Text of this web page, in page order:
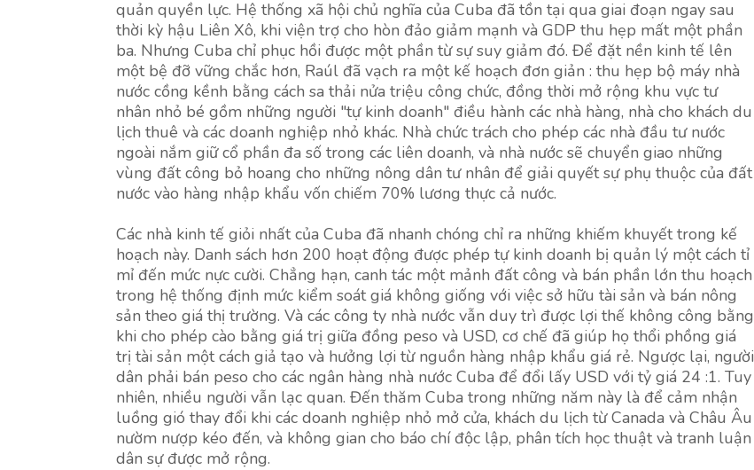
quản quyền lực. Hệ thống xã hội chủ nghĩa của Cuba đã tồn tại qua giai đoạn ngay sau
thời kỳ hậu Liên Xô, khi viện trợ cho hòn đảo giảm mạnh và GDP thu hẹp mất một phần
ba. Nhưng Cuba chỉ phục hồi được một phần từ sự suy giảm đó. Để đặt nền kinh tế lên
một bệ đỡ vững chắc hơn, Raúl đã vạch ra một kế hoạch đơn giản : thu hẹp bộ máy nhà
nước cồng kềnh bằng cách sa thải nửa triệu công chức, đồng thời mở rộng khu vực tư
nhân nhỏ bé gồm những người "tự kinh doanh" điều hành các nhà hàng, nhà cho khách du
lịch thuê và các doanh nghiệp nhỏ khác. Nhà chức trách cho phép các nhà đầu tư nước
ngoài nắm giữ cổ phần đa số trong các liên doanh, và nhà nước sẽ chuyển giao những
vùng đất công bỏ hoang cho những nông dân tư nhân để giải quyết sự phụ thuộc của đất
nước vào hàng nhập khẩu vốn chiếm 70% lương thực cả nước.
Các nhà kinh tế giỏi nhất của Cuba đã nhanh chóng chỉ ra những khiếm khuyết trong kế
hoạch này. Danh sách hơn 200 hoạt động được phép tự kinh doanh bị quản lý một cách tỉ
mỉ đến mức nực cười. Chẳng hạn, canh tác một mảnh đất công và bán phần lớn thu hoạch
trong hệ thống định mức kiểm soát giá không giống với việc sở hữu tài sản và bán nông
sản theo giá thị trường. Và các công ty nhà nước vẫn duy trì được lợi thế không công bằng
khi cho phép cào bằng giá trị giữa đồng peso và USD, cơ chế đã giúp họ thổi phồng giá
trị tài sản một cách giả tạo và hưởng lợi từ nguồn hàng nhập khẩu giá rẻ. Ngược lại, người
dân phải bán peso cho các ngân hàng nhà nước Cuba để đổi lấy USD với tỷ giá 24 :1. Tuy
nhiên, nhiều người vẫn lạc quan. Đến thăm Cuba trong những năm này là để cảm nhận
luồng gió thay đổi khi các doanh nghiệp nhỏ mở cửa, khách du lịch từ Canada và Châu Âu
nườm nượp kéo đến, và không gian cho báo chí độc lập, phân tích học thuật và tranh luận
dân sự được mở rộng.